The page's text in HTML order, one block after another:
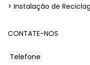
> Instalação de
CONTATE-NOS
Telefone